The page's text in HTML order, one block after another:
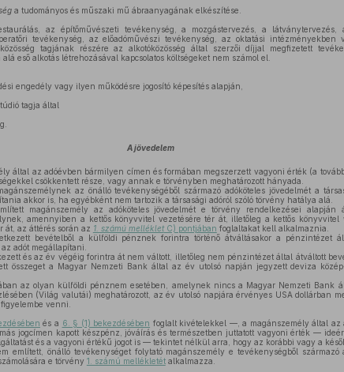
a tudományos és műszaki mű ábraanyagának elkészítése.
az építőművészeti tevékenység, a mozgástervezés, a
tevékenység, az előadóművészi tevékenység, az oktatási intézményekben
tagjának részére az alkotóközösség által szerzői díjjal megfizetett
eső alkotás létrehozásával kapcsolatos költségeket nem számol el.
engedély vagy ilyen működésre jogosító képesítés alapján,
tagja által
A jövedelem
által az adóévben bármilyen címen és formában megszerzett vagyoni érték (a
csökkentett része, vagy annak e törvényben meghatározott hányada.
az önálló tevékenységéből származó adóköteles jövedelmét a
akkor is, ha egyébként nem tartozik a társasági adóról szóló törvény hatálya alá.
magánszemély az adóköteles jövedelmét e törvény rendelkezései alapján
amennyiben a kettős könyvvitel vezetésére tér át, illetőleg a kettős könyvvitel
át, az áttérés során az 1. számú mellékletC) pontjában foglaltakat kell alkalmaznia.
bevételből a külföldi pénznek forintra történő átváltásakor a pénzintézet
adót megállapítani.
és az év végéig forintra át nem váltott, illetőleg nem pénzintézet által átváltott
összeget a Magyar Nemzeti Bank által az év utolsó napján jegyzett deviza
az olyan külföldi pénznem esetében, amelynek nincs a Magyar Nemzeti Bank
(Világ valutái) meghatározott, az év utolsó napjára érvényes USA dollárban
venni.
és a 6. § (1) bekezdésében foglalt kivételekkel —, a magánszemély által az
jogcímen kapott készpénz, jóváírás és természetben juttatott vagyoni érték —
és a vagyoni értékű jogot is — tekintet nélkül arra, hogy az korábbi vagy a
említett, önálló tevékenységet folytató magánszemély e tevékenységből származó
e törvény 1. számú mellékletétalkalmazza.